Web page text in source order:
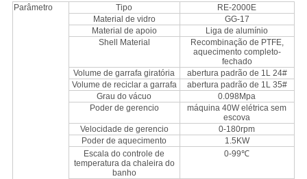
Parâmetro Tipo
RE-2000E
Material de vidro
GG-17
Material de apoio
Liga de alumínio
Shell Material
Recombinação de PTFE,
aquecimento completo-
fechado
Volume de garrafa giratória
abertura padrão de 1L 24#
Volume de reciclar a garrafa
abertura padrão de 1L 35#
Grau do vácuo
0.098Mpa
Poder de gerencio
máquina 40W elétrica sem
escova
Velocidade de gerencio
0-180rpm
Poder de aquecimento
1.5KW
Escala do controle de
temperatura da chaleira do
banho
0-99℃